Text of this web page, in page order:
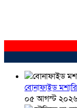
বোনাফাইড
০৫ আগস্ট